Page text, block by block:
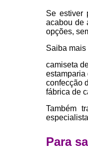
Se estiver
acabou de
opções,
Saiba mais
camiseta
estamparia
confecção
fábrica de
Também
Para